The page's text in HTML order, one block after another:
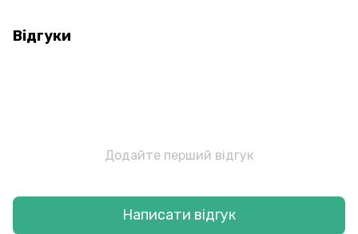
Відгуки
Додайте перший відгук
Написати відгук